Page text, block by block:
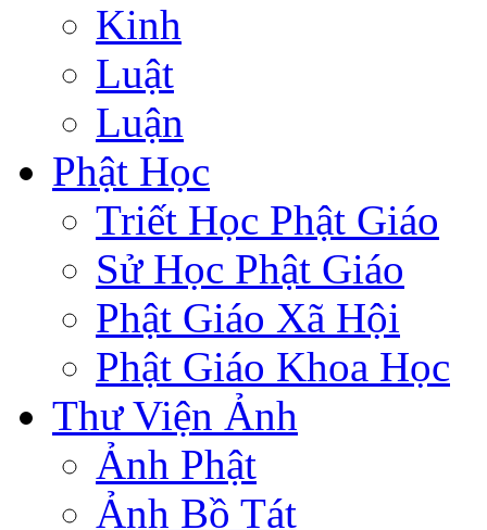
Kinh
Luật
Luận
Phật Học
Triết Học Phật Giáo
Sử Học Phật Giáo
Phật Giáo Xã Hội
Phật Giáo Khoa Học
Thư Viện Ảnh
Ảnh Phật
Ảnh Bồ Tát